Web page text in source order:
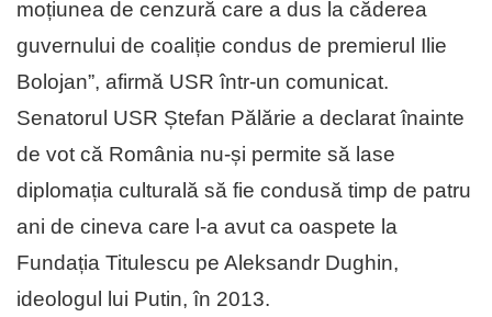
moțiunea de cenzură care a dus la căderea
guvernului de coaliție condus de premierul Ilie
Bolojan”, afirmă USR într-un comunicat.
Senatorul USR Ștefan Pălărie a declarat înainte
de vot că România nu-și permite să lase
diplomația culturală să fie condusă timp de patru
ani de cineva care l-a avut ca oaspete la
Fundația Titulescu pe Aleksandr Dughin,
ideologul lui Putin, în 2013.